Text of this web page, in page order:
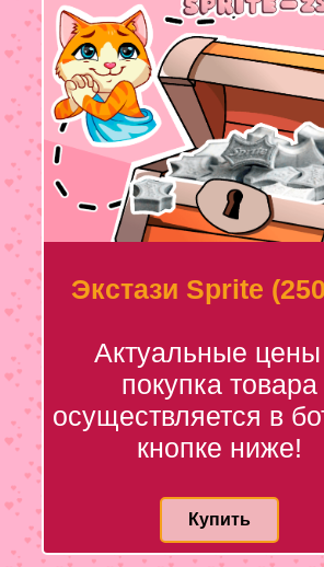
Экстази Sprite
Актуальные
покупка товара
осуществляется в
кнопке ниже!
Купить